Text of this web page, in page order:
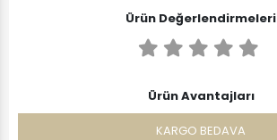
Ürün Değerlendirmeleri
Ürün Avantajları
KARGO BEDAVA